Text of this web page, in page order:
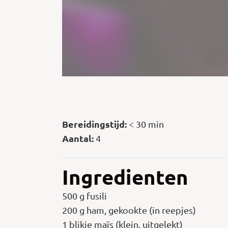
Bereidingstijd: < 30 min
Aantal:4
Ingredienten
500 g fusili
200 g ham, gekookte (in reepjes)
1 blikje maïs (klein, uitgelekt)